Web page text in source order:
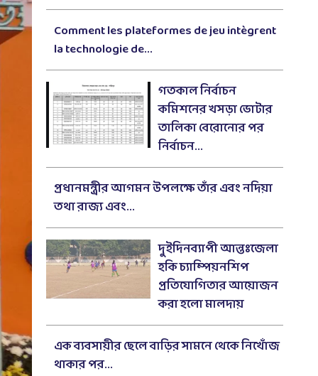
Comment les plateformes de jeu intègrent
la technologie de...
গতকাল নির্বাচন
কমিশনের খসড়া ভোটার
তালিকা বেরোনোর পর
নির্বাচন...
প্রধানমন্ত্রীর আগমন উপলক্ষে তাঁর এবং নদিয়া
তথা রাজ্য এবং...
দুইদিনব্যাপী আন্তঃজেলা
হকি চ্যাম্পিয়নশিপ
প্রতিযোগিতার আয়োজন
করা হলো মালদায়
এক ব্যবসায়ীর ছেলে বাড়ির সামনে থেকে নিখোঁজ
থাকার পর...